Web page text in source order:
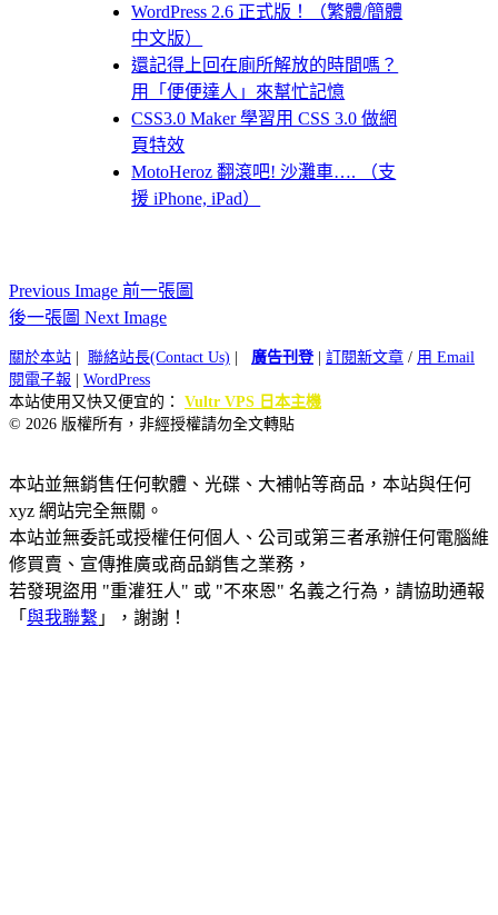
WordPress 2.6 正式版！（繁體/簡體
中文版）
還記得上回在廁所解放的時間嗎？
用「便便達人」來幫忙記憶
CSS3.0 Maker 學習用 CSS 3.0 做網
頁特效
MotoHeroz 翻滾吧! 沙灘車…. （支
援 iPhone, iPad）
Previous Image 前一張圖
後一張圖 Next Image
關於本站 聯絡站長(Contact Us) 廣告刊登| 訂閱新文章 / 用 Email
閱電子報
WordPress
本站使用又快又便宜的： Vultr VPS 日本主機
© 2026 版權所有，非經授權請勿全文轉貼
本站並無銷售任何軟體、光碟、大補帖等商品，本站與任何
xyz 網站完全無關。
本站並無委託或授權任何個人、公司或第三者承辦任何電腦維
修買賣、宣傳推廣或商品銷售之業務，
若發現盜用 "重灌狂人" 或 "不來恩" 名義之行為，請協助通報
「 與我聯繫 」，謝謝！